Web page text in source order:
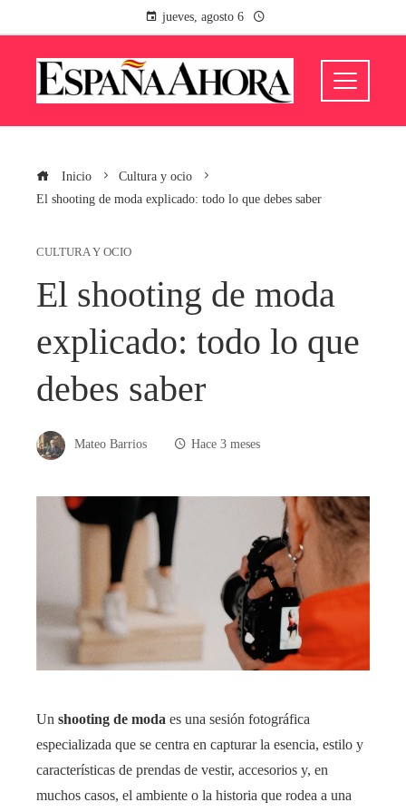
jueves, agosto 6
Inicio
Cultura y ocio
El shooting de moda explicado: todo lo que debes saber
CULTURA Y OCIO
El shooting de moda
explicado: todo lo que
debes saber
Mateo Barrios Hace 3 meses
Un shooting de moda es una sesión fotográfica
especializada que se centra en capturar la esencia, estilo y
características de prendas de vestir, accesorios y, en
muchos casos, el ambiente o la historia que rodea a una